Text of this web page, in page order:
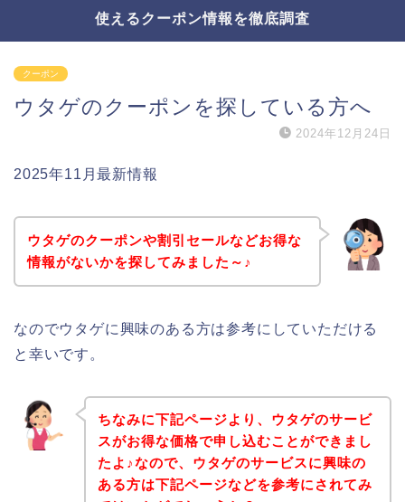
使えるクーポン情報を徹底調査
クーポン
ウタゲのクーポンを探している方へ
2024年12月24日
2025年11月最新情報
ウタゲのクーポンや割引セールなどお得な
情報がないかを探してみました～♪
なのでウタゲに興味のある方は参考にしていただける
と幸いです。
ちなみに下記ページより、ウタゲのサービ
スがお得な価格で申し込むことができまし
たよ♪なので、ウタゲのサービスに興味の
ある方は下記ページなどを参考にされてみ